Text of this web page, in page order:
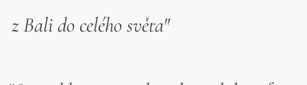
z Bali do celého světa"